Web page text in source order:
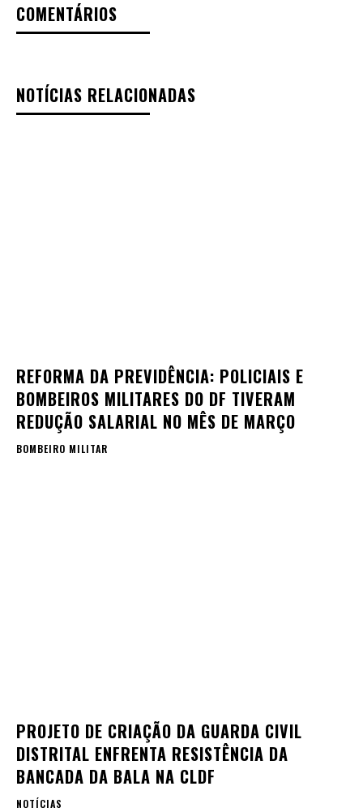
COMENTÁRIOS
NOTÍCIAS RELACIONADAS
REFORMA DA PREVIDÊNCIA: POLICIAIS E
BOMBEIROS MILITARES DO DF TIVERAM
REDUÇÃO SALARIAL NO MÊS DE MARÇO
BOMBEIRO MILITAR
PROJETO DE CRIAÇÃO DA GUARDA CIVIL
DISTRITAL ENFRENTA RESISTÊNCIA DA
BANCADA DA BALA NA CLDF
NOTÍCIAS